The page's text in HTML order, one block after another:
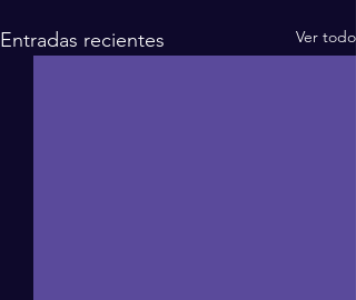
Entradas recientes Ver todo